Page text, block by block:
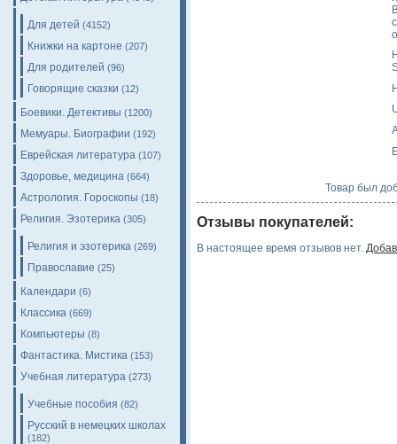
Для детей (4152)
Книжки на картоне (207)
Для родителей (96)
Говорящие сказки (12)
Боевики. Детективы (1200)
Мемуары. Биографии (192)
Еврейская литература (107)
Здоровье, медицина (664)
Астрология. Гороскопы (18)
Религия. Эзотерика (305)
Религия и эзотерика (269)
Православие (25)
Календари (6)
Классика (669)
Компьютеры (8)
Фантастика. Мистика (153)
Учебная литература (273)
Учебные пособия (82)
Русский в немецких школах
(182)
Товар был
Отзывы покупателей:
В настоящее время отзывов нет.